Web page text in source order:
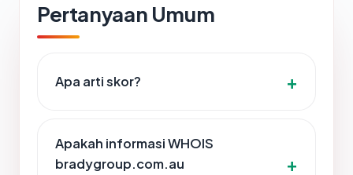
Pertanyaan Umum
Apa arti skor?
Apakah informasi WHOIS
bradygroup.com.au